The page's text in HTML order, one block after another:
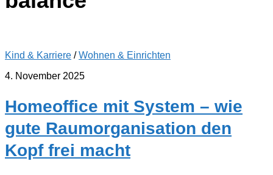
Kind & Karriere /Wohnen & Einrichten
4. November 2025
Homeoffice mit System – wie
gute Raumorganisation den
Kopf frei macht